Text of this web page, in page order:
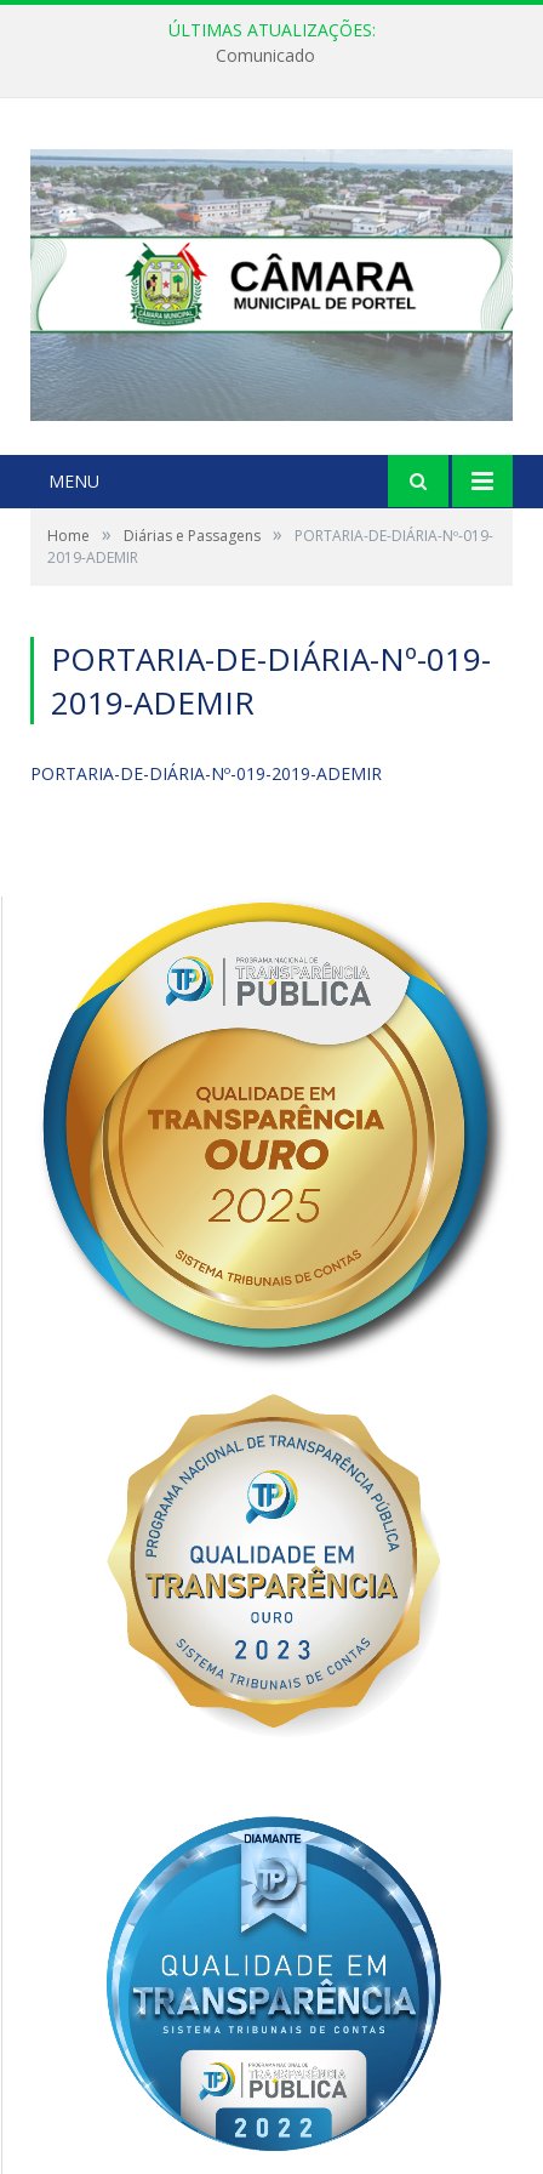
ÚLTIMAS ATUALIZAÇÕES:
Comunicado
MENU
Home » Diárias e Passagens »
PORTARIA-DE-DIÁRIA-Nº-019-
2019-ADEMIR
PORTARIA-DE-DIÁRIA-Nº-019-
2019-ADEMIR
PORTARIA-DE-DIÁRIA-Nº-019-2019-ADEMIR